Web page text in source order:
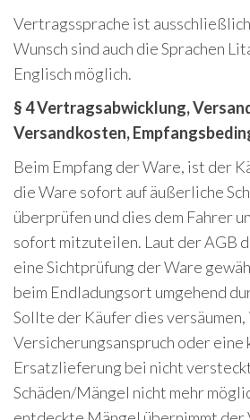
Vertragssprache ist
Wunsch sind auch die Sprachen
Englisch möglich.
§ 4 Vertragsabwicklung,
Versandkosten,
Beim Empfang der Ware, ist der
die Ware sofort auf äußerliche
überprüfen und dies dem Fahrer
sofort mitzuteilen. Laut der AGB
eine Sichtprüfung der Ware
beim Endladungsort umgehend
Sollte der Käufer dies
Versicherungsanspruch oder eine
Ersatzlieferung bei nicht
Schäden/Mängel nicht mehr